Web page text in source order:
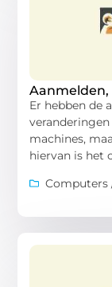
Er hebben de
machines,
hiervan is het
Computers